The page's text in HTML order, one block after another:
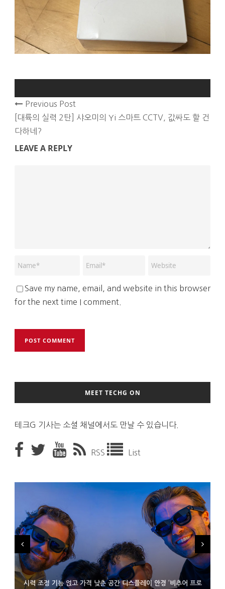
Previous Post
[대륙의 실력 2탄] 샤오미의 Yi 스마트 CCTV, 값싸도 할 건
다하네?
LEAVE A REPLY
Save my name, email, and website in this browser
for the next time I comment.
MEET TECHG ON
테크G 기사는 소셜 채널에서도 만날 수 있습니다.
RSS List
시력 조정 기능 얹고 가격 낮춘 공간 디스플레이 안경 ‘비추어 프로